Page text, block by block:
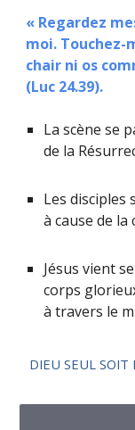
« Regardez
moi. Touchez-
chair ni os
(Luc 24.39).
La scène se
de la
Les
à cause de la
Jésus vient
corps
à travers le
DIEU SEUL SOIT